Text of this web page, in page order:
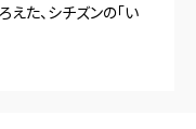
た、シチズンの「い